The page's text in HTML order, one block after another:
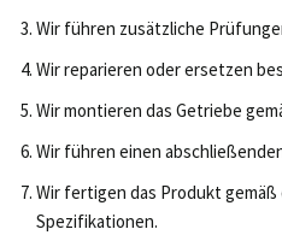
Wir führen zusätzliche
Wir reparieren oder ersetzen
Wir montieren das Getriebe
Wir führen einen
Wir fertigen das Produkt
Spezifikationen.